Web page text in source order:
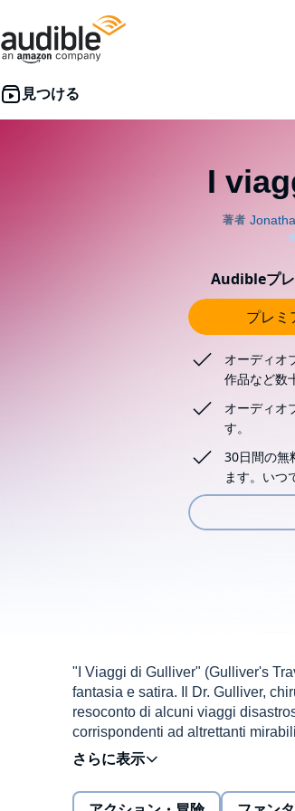
I
Audibleプ
プレミ
オーディオ
作品など数
オーディオ
す。
30日間の無
ます。いつ
"I Viaggi di Gulliver" (Gulliver's
fantasia e satira. Il Dr. Gulliver,
resoconto di alcuni viaggi
corrispondenti ad altrettanti
Gulliver s'imbarca nel 1699 come
causa di una tempesta. Al suo
isole di Lilliput e Blefuscu divise